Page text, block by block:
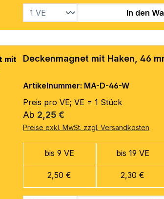
In den
Deckenmagnet mit Haken, 46
Artikelnummer: MA-D-46-W
Preis pro VE; VE = 1 Stück
Regulärer Preis:
Ab 2,25 €
Preise exkl. MwSt. zzgl. Versandkosten
bis 9 VE
2,50 €
bis 19 VE
2,30 €